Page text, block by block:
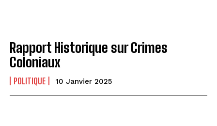
Rapport Historique sur Crimes
Coloniaux
POLITIQUE 10 Janvier 2025